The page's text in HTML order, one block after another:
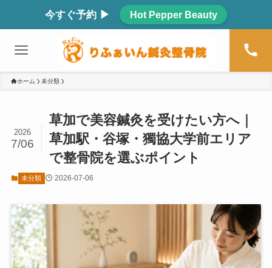
今すぐ予約 ▶ Hot Pepper Beauty
ホーム 未分類
草加で美容鍼灸を受けたい方へ｜
草加駅・谷塚・獨協大学前エリア
で整骨院を選ぶポイント
2026
7/06
未分類 2026-07-06